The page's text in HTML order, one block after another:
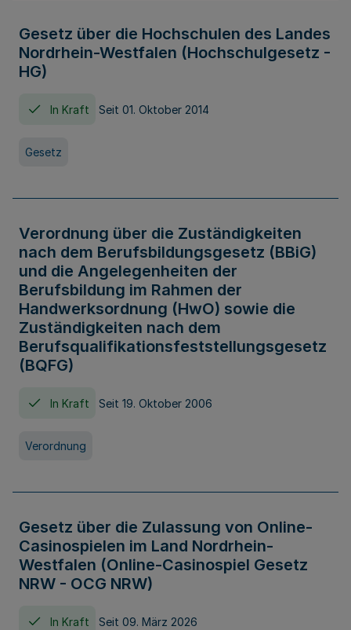
Gesetz über die Hochschulen des Landes
Nordrhein-Westfalen (Hochschulgesetz -
HG)
In Kraft Seit 01. Oktober 2014
Gesetz
Verordnung über die Zuständigkeiten
nach dem Berufsbildungsgesetz (BBiG)
und die Angelegenheiten der
Berufsbildung im Rahmen der
Handwerksordnung (HwO) sowie die
Zuständigkeiten nach dem
Berufsqualifikationsfeststellungsgesetz
(BQFG)
In Kraft Seit 19. Oktober 2006
Verordnung
Gesetz über die Zulassung von Online-
Casinospielen im Land Nordrhein-
Westfalen (Online-Casinospiel Gesetz
NRW - OCG NRW)
In Kraft Seit 09. März 2026